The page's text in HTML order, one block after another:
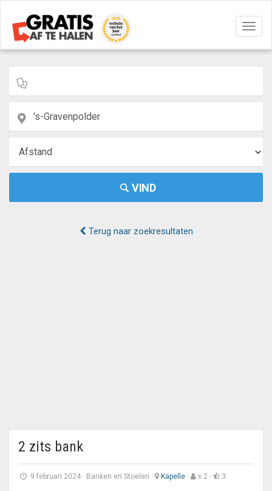
aan/
VIND
Terug naar zoekresultaten
2 zits bank
9 februari 2024· Banken en Stoelen · Kapelle· x 2 · 3